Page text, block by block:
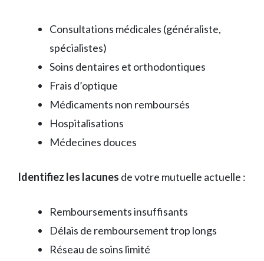
Consultations médicales (généraliste,
spécialistes)
Soins dentaires et orthodontiques
Frais d’optique
Médicaments non remboursés
Hospitalisations
Médecines douces
Identifiez les lacunes de votre mutuelle actuelle :
Remboursements insuffisants
Délais de remboursement trop longs
Réseau de soins limité